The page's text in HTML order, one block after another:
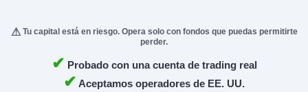
Tu capital está en riesgo. Opera solo con fondos que puedas permitirte
perder.
✔ Probado con una cuenta de trading real
✔ Aceptamos operadores de EE. UU.